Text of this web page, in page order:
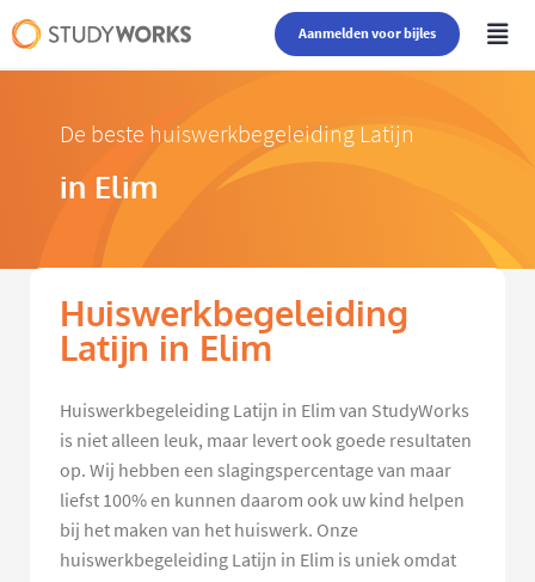
Aanmelden voor bijles
De beste huiswerkbegeleiding Latijn
in Elim
Huiswerkbegeleiding
Latijn in Elim
Huiswerkbegeleiding Latijn in Elim van StudyWorks
is niet alleen leuk, maar levert ook goede resultaten
op. Wij hebben een slagingspercentage van maar
liefst 100% en kunnen daarom ook uw kind helpen
bij het maken van het huiswerk. Onze
huiswerkbegeleiding Latijn in Elim is uniek omdat